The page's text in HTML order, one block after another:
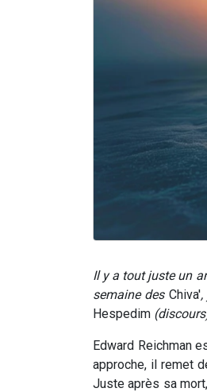
Il y a tout juste un
semaine des Chiva',
Hespedim
Edward Reichman
approche, il remet
Juste après sa